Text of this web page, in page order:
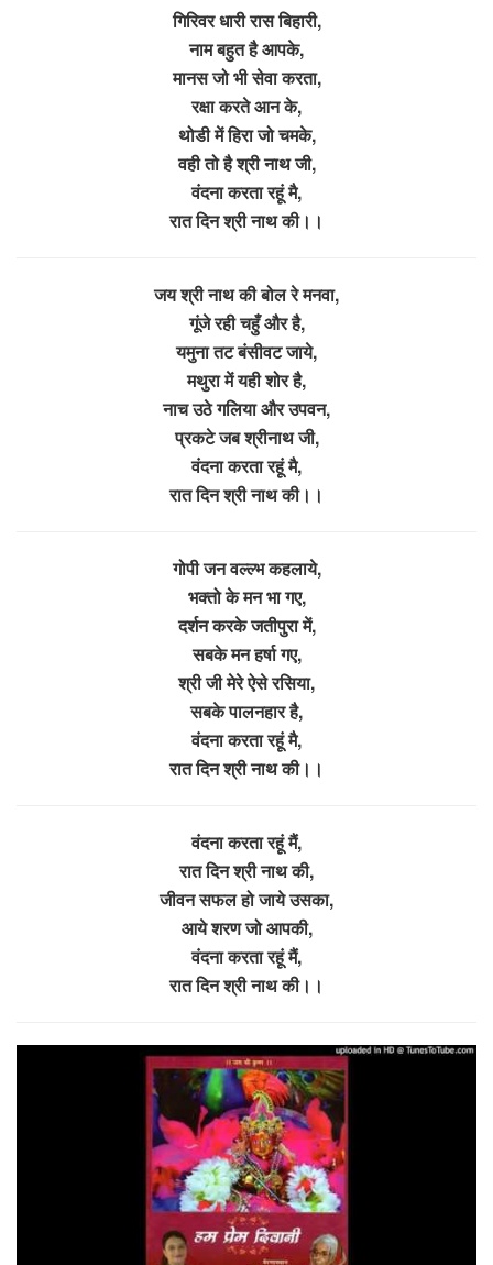
गिरिवर धारी रास बिहारी,
नाम बहुत है आपके,
मानस जो भी सेवा करता,
रक्षा करते आन के,
थोडी में हिरा जो चमके,
वही तो है श्री नाथ जी,
वंदना करता रहूं मै,
रात दिन श्री नाथ की।।
जय श्री नाथ की बोल रे मनवा,
गूंजे रही चहुँ और है,
यमुना तट बंसीवट जाये,
मथुरा में यही शोर है,
नाच उठे गलिया और उपवन,
प्रकटे जब श्रीनाथ जी,
वंदना करता रहूं मै,
रात दिन श्री नाथ की।।
गोपी जन वल्ल्भ कहलाये,
भक्तो के मन भा गए,
दर्शन करके जतीपुरा में,
सबके मन हर्षा गए,
श्री जी मेरे ऐसे रसिया,
सबके पालनहार है,
वंदना करता रहूं मै,
रात दिन श्री नाथ की।।
वंदना करता रहूं मैं,
रात दिन श्री नाथ की,
जीवन सफल हो जाये उसका,
आये शरण जो आपकी,
वंदना करता रहूं मैं,
रात दिन श्री नाथ की।।